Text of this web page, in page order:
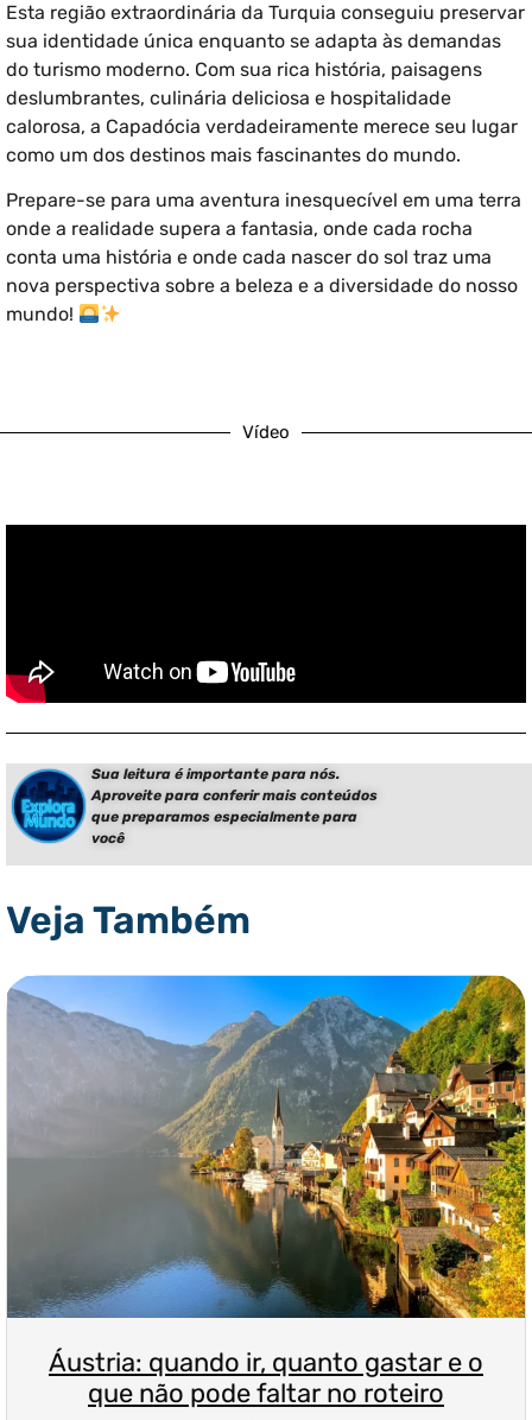
Esta região extraordinária da Turquia conseguiu preservar
sua identidade única enquanto se adapta às demandas
do turismo moderno. Com sua rica história, paisagens
deslumbrantes, culinária deliciosa e hospitalidade
calorosa, a Capadócia verdadeiramente merece seu lugar
como um dos destinos mais fascinantes do mundo.
Prepare-se para uma aventura inesquecível em uma terra
onde a realidade supera a fantasia, onde cada rocha
conta uma história e onde cada nascer do sol traz uma
nova perspectiva sobre a beleza e a diversidade do nosso
mundo!
Vídeo
Sua leitura é importante para nós.
Aproveite para conferir mais conteúdos
que preparamos especialmente para
você
Veja Também
Áustria: quando ir, quanto gastar e o
que não pode faltar no roteiro